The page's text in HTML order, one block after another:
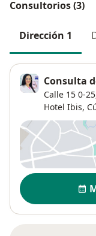
Consultorios (3)
Dirección 1
Consulta
Calle 15 0-
Hotel Ibis,
Disponibilidad